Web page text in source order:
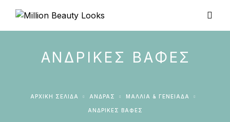
ΑΝΔΡΙΚΈΣ ΒΑΦΈΣ
ΑΡΧΙΚΉ ΣΕΛΊΔΑ ΆΝΔΡΑΣ ΜΑΛΛΙΆ & ΓΕΝΕΙΆΔΑ
ΑΝΔΡΙΚΈΣ ΒΑΦΈΣ